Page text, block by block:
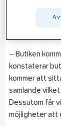
Den nya
kvadratmeter
– Butiken
konstaterar
kommer att
samlande
Dessutom får
möjligheter att